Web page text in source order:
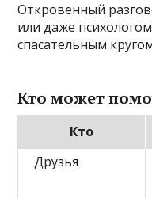
Откровенный
или даже
спасательным
Кто может
Кто
Друзья